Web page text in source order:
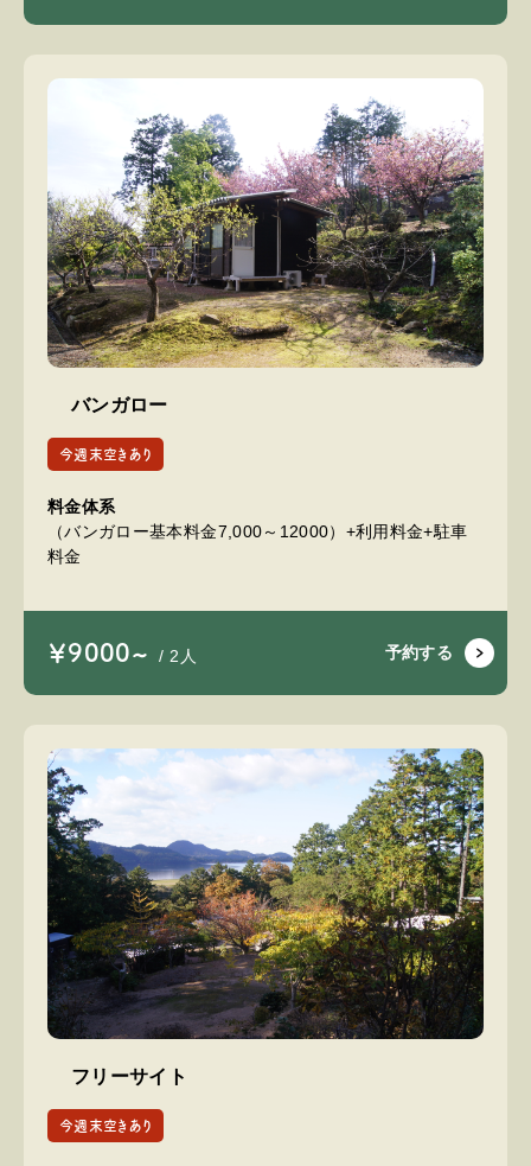
バンガロー
今週末空きあり
料金体系
（バンガロー基本料金7,000～12000）+利用料金+駐車
料金
￥9000~ / 2人 予約する
フリーサイト
今週末空きあり